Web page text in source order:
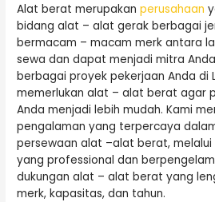
Alat berat merupakanperusahaan
bidang alat – alat gerak berbagai
bermacam – macam merk antara
sewa dan dapat menjadi mitra
berbagai proyek pekerjaan Anda di
memerlukan alat – alat berat agar
Anda menjadi lebih mudah. Kami
pengalaman yang terpercaya
persewaan alat –alat berat, melalui
yang professional dan
dukungan alat – alat berat yang
merk, kapasitas, dan tahun.